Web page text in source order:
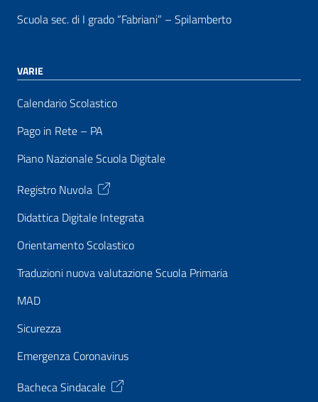
Scuola sec. di I grado “Fabriani” – Spilamberto
VARIE
Calendario Scolastico
Pago in Rete – PA
Piano Nazionale Scuola Digitale
Registro Nuvola
Didattica Digitale Integrata
Orientamento Scolastico
Traduzioni nuova valutazione Scuola Primaria
MAD
Sicurezza
Emergenza Coronavirus
Bacheca Sindacale